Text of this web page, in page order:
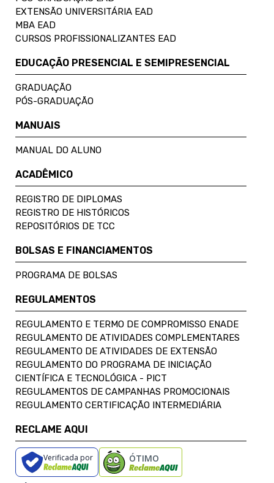
EXTENSÃO UNIVERSITÁRIA EAD
MBA EAD
CURSOS PROFISSIONALIZANTES EAD
EDUCAÇÃO PRESENCIAL E SEMIPRESENCIAL
GRADUAÇÃO
PÓS-GRADUAÇÃO
MANUAIS
MANUAL DO ALUNO
ACADÊMICO
REGISTRO DE DIPLOMAS
REGISTRO DE HISTÓRICOS
REPOSITÓRIOS DE TCC
BOLSAS E FINANCIAMENTOS
PROGRAMA DE BOLSAS
REGULAMENTOS
REGULAMENTO E TERMO DE COMPROMISSO ENADE
REGULAMENTO DE ATIVIDADES COMPLEMENTARES
REGULAMENTO DE ATIVIDADES DE EXTENSÃO
REGULAMENTO DO PROGRAMA DE INICIAÇÃO
CIENTÍFICA E TECNOLÓGICA - PICT
REGULAMENTOS DE CAMPANHAS PROMOCIONAIS
REGULAMENTO CERTIFICAÇÃO INTERMEDIÁRIA
RECLAME AQUI
Verificada por ÓTIMO